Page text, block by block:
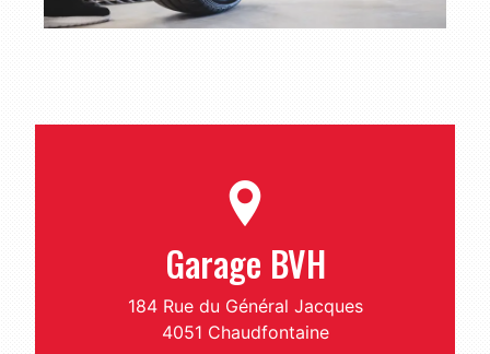
Garage BVH
184 Rue du Général Jacques
4051 Chaudfontaine